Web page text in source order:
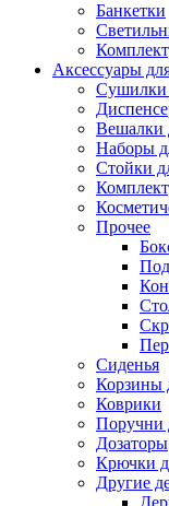
Банкетки
Аксессуары
Сушилки
Вешалки
Наборы
Стойки
Прочее
Сиденья
Корзины
Коврики
Поручни
Дозаторы
Крючки
Другие